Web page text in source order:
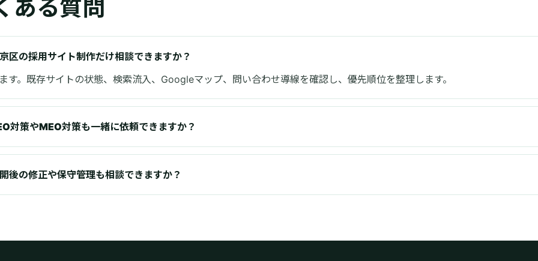
ある質問
区の採用サイト制作だけ相談できますか？
す。既存サイトの状態、検索流入、Googleマップ、問い合わせ導線を確認し、優先順位を整理します。
対策やMEO対策も一緒に依頼できますか？
後の修正や保守管理も相談できますか？